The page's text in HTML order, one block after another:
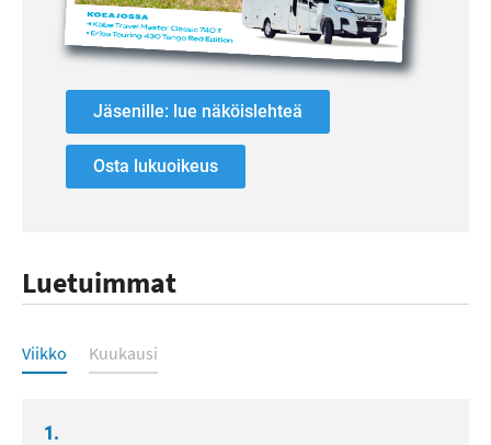
Jäsenille: lue näköislehteä
Osta lukuoikeus
Luetuimmat
Luetuimmat
Viikko Kuukausi
1.